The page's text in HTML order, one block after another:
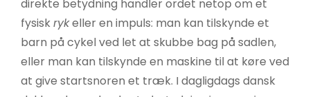
direkte betydning handler ordet netop om et
fysiskrykeller en impuls: man kan tilskynde et
barn på cykel ved let at skubbe bag på sadlen,
eller man kan tilskynde en maskine til at køre ved
at give startsnoren et træk. I dagligdags dansk